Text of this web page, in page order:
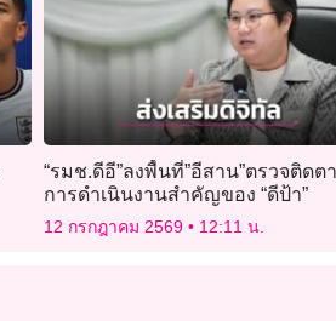
“รมช.ดีอี”ลงพื้นที่”อีสาน”ตรวจติดต
การดำเนินงานสำคัญของ “ดีป้า”
12 กรกฎาคม 2569 12:11 น.